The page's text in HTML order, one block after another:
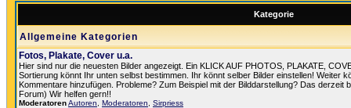
Kategorie
Allgemeine Kategorien
Fotos, Plakate, Cover u.a.
Hier sind nur die neuesten Bilder angezeigt. Ein KLICK AUF PHOTOS, PLAKATE,
Sortierung könnt Ihr unten selbst bestimmen. Ihr könnt selber Bilder einstellen! Weiter
Kommentare hinzufügen. Probleme? Zum Beispiel mit der Bilddarstellung? Das derzeit
Forum) Wir helfen gern!!
ModeratorenAutoren Moderatoren Sirpriess